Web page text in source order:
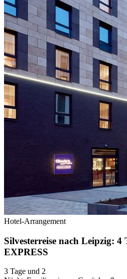
Hotel-Arrangement
Silvesterreise nach Leipzig: 4
EXPRESS
3 Tage und 2